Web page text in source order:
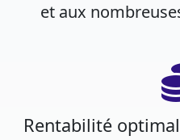
et aux
Rentabilité